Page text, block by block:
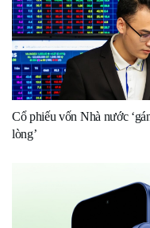
Cổ phiếu vốn Nhà nước
lòng’